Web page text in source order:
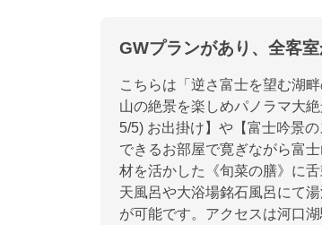
GWプランがあり、全客
こちらは「逆さ富士を望む湖
山の絶景を楽しめパノラマ大
5/5) お出掛け】や【富士吟景
できるお部屋で寛ぎながら富
材を活かした《旬菜の膳》に
天風呂や大浴場銘石風呂にて
が可能です。アクセスは河口